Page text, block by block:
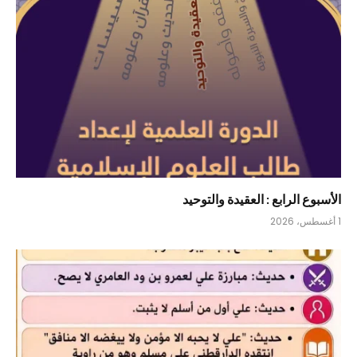
الأسبوع الرابع : العقيدة والتوحيد
1 أغسطس، 2026